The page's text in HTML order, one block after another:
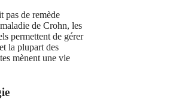
pas de remède
de Crohn, les
permettent de gérer
la plupart des
mènent une vie